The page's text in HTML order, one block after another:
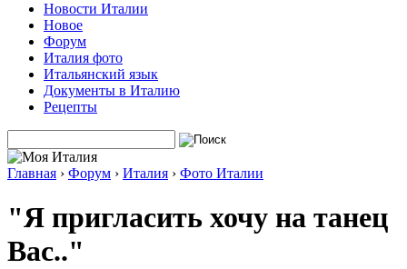
Новости Италии
Новое
Форум
Италия фото
Итальянский язык
Документы в Италию
Рецепты
Главная › Форум › Италия › Фото Италии
"Я пригласить хочу на танец
Вас.."